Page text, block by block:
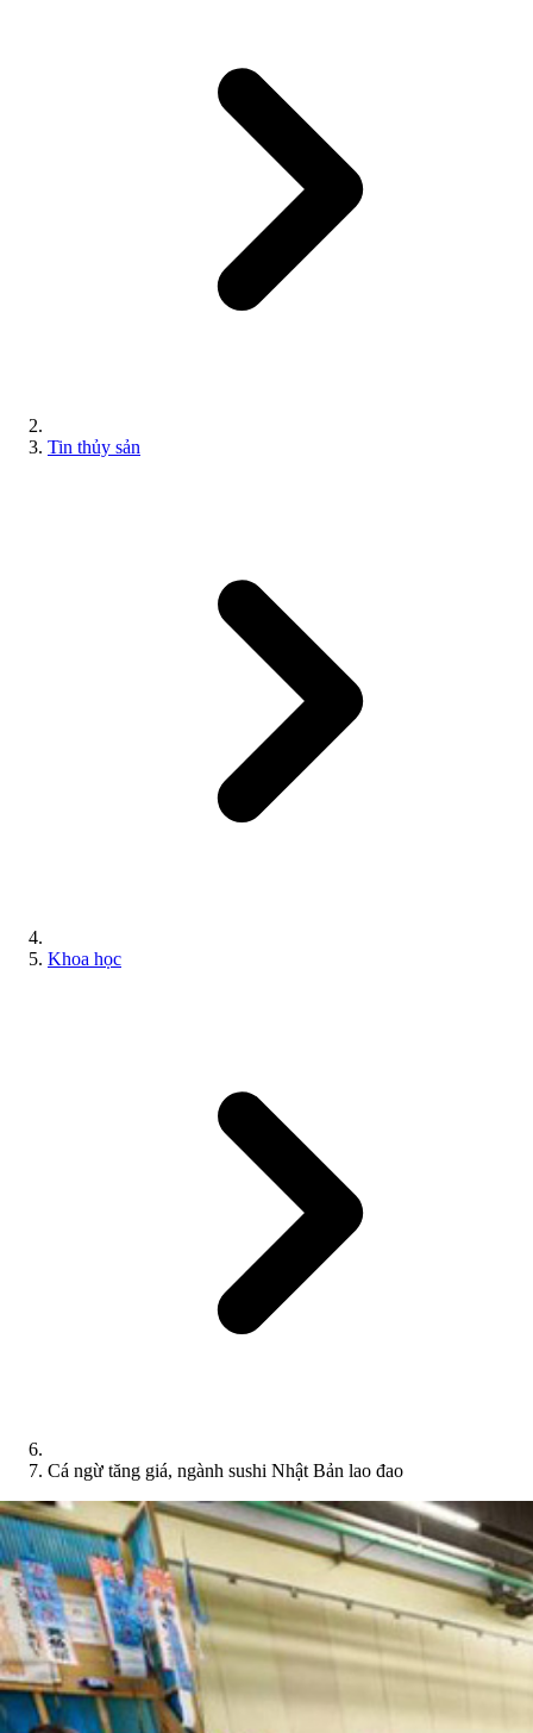
Tin thủy sản
Khoa học
Cá ngừ tăng giá, ngành sushi Nhật Bản lao đao